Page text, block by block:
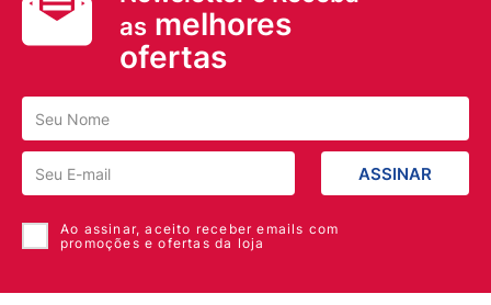
as melhores
ofertas
ASSINAR
Ao assinar, aceito receber emails com
promoções e ofertas da loja